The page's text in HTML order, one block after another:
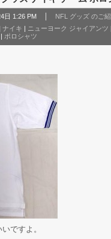
日 1:26 PM
NFL グッズ のご
ナイキ | ニューヨーク ジャイアンツ
| ポロシャツ
ですよ。